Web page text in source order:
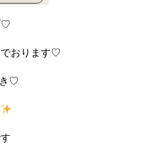
♡
おります♡
き♡